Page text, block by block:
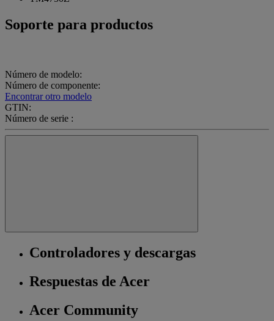
Soporte para productos
Número de modelo:
Número de componente:
Encontrar otro modelo
GTIN:
Número de serie :
Controladores y descargas
Respuestas de Acer
Acer Community